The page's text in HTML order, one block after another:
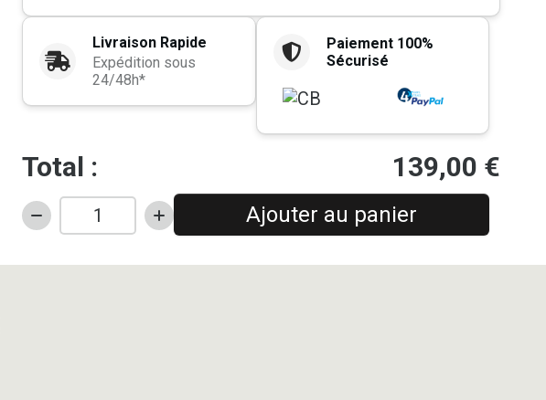
Livraison Rapide
Expédition sous
24/48h*
Paiement 100%
Sécurisé
Total : 139,00 €
quantité
Kit
Ajouter au panier